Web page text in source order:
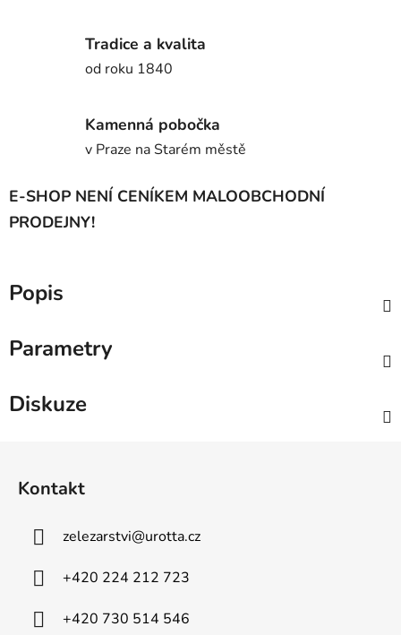
Tradice a kvalita
od roku 1840
Kamenná pobočka
v Praze na Starém městě
E-SHOP NENÍ CENÍKEM MALOOBCHODNÍ
PRODEJNY!
Popis
Parametry
Diskuze
Kontakt
zelezarstvi@urotta.cz
+420 224 212 723
+420 730 514 546